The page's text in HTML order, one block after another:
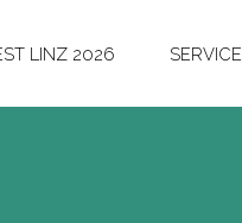
LINZ 2026 SERVICE